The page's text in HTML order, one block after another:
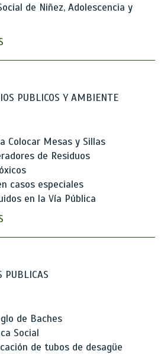
de Niñez, Adolescencia y
PUBLICOS Y AMBIENTE
Colocar Mesas y Sillas
de Residuos
casos especiales
en la Vía Pública
PUBLICAS
de Baches
Social
de tubos de desagüe